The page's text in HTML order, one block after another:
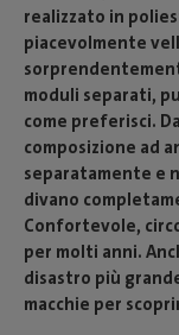
realizzato in
piacevolmente
moduli separati,
come preferisci.
composizione ad
separatamente e
divano
Confortevole,
per molti anni.
disastro più
macchie per